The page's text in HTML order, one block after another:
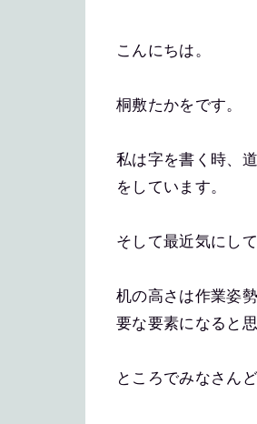
こんにちは。
桐敷たかをです。
私は字を書く時、
をしています。
そして最近気にし
机の高さは作業姿
要な要素になると思
ところでみなさん